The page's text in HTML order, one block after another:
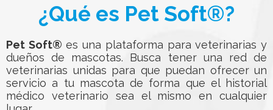
¿Qué es Pet Soft®?
Pet Soft® es una plataforma para veterinarias y
dueños de mascotas. Busca tener una red de
veterinarias unidas para que puedan ofrecer un
servicio a tu mascota de forma que el historial
médico veterinario sea el mismo en cualquier